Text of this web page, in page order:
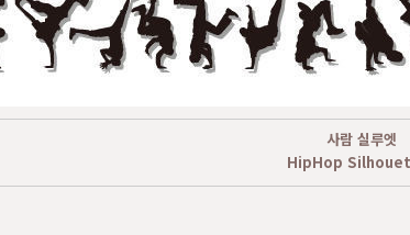
사람 실루엣
HipHop